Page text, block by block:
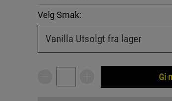
Velg Smak:
Vanilla Utsolgt fra lager
Gi